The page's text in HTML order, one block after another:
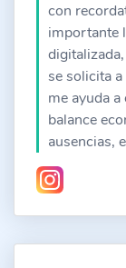
con
importante
se solicita
me ayuda
balance
ausencias,